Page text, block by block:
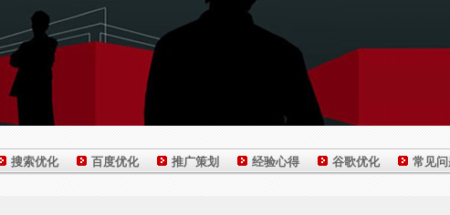
搜索优化 百度优化 推广策划 经验心得 谷歌优化 常见问